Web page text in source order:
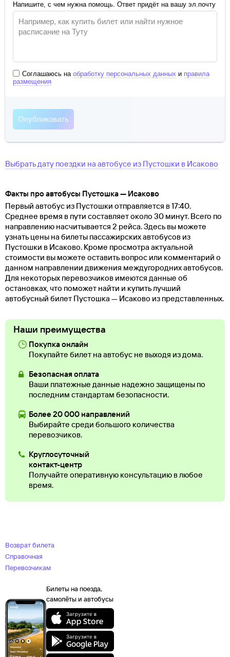
Напишите, с чем нужна помощь. Ответ придёт на вашу эл.почту
Соглашаюсь на обработку персональных данных и правила
размещения
Выбрать дату поездки на автобусе из Пустошки в Исаково
Факты про автобусы Пустошка — Исаково
Первый автобус из Пустошки отправляется в 17:40.
Среднее время в пути составляет около 30 минут. Всего по
направлению насчитывается 2 рейса. Здесь вы можете
узнать цены на билеты пассажирских автобусов из
Пустошки в Исаково. Кроме просмотра актуальной
стоимости вы можете оставить вопрос или комментарий о
данном направлении движения междугородних автобусов.
Для некоторых перевозчиков имеются данные об
остановках, что поможет найти и купить лучший
автобусный билет Пустошка — Исаково из представленных.
Наши преимущества
Покупка онлайн
Покупайте билет на автобус не выходя из дома.
Безопасная оплата
Ваши платежные данные надежно защищены по
последним стандартам безопасности.
Более 20 000 направлений
Выбирайте среди большого количества
перевозчиков.
Круглосуточный
контакт-центр
Получайте оперативную консультацию в любое
время.
Возврат билета
Справочная
Перевозчикам
Билеты на поезда,
самолёты и автобусы